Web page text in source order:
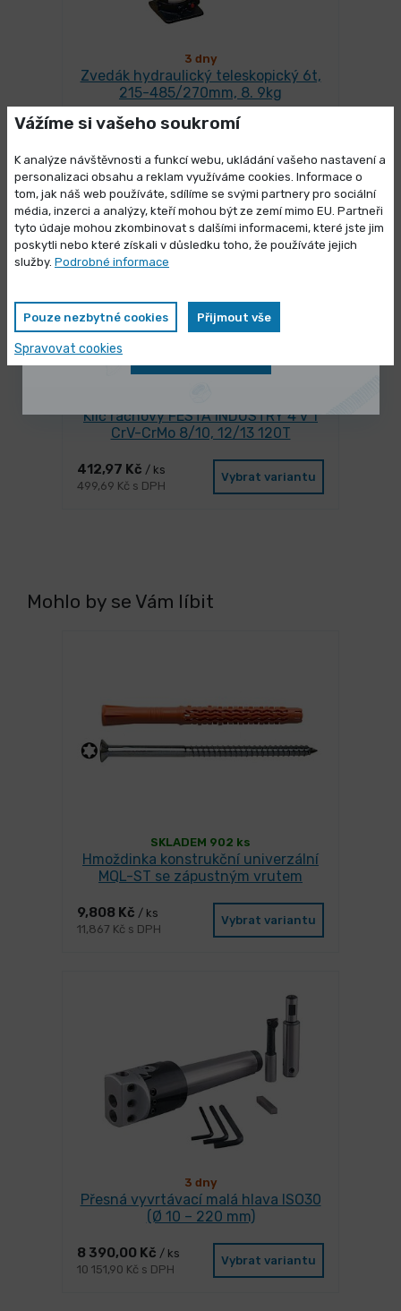
3 dny
Zvedák hydraulický teleskopický 6t,
215-485/270mm, 8. 9kg
1 404,22 Kč / ks
Klíč ráčnový FESTA INDUSTRY 4 v 1
CrV-CrMo 8/10, 12/13 120T
412,97 Kč / ks
499,69 Kč s DPH
Vybrat variantu
Mohlo by se Vám líbit
SKLADEM 902 ks
Hmoždinka konstrukční univerzální
MQL-ST se zápustným vrutem
9,808 Kč / ks
11,867 Kč s DPH
Vybrat variantu
3 dny
Přesná vyvrtávací malá hlava ISO30
(Ø 10 – 220 mm)
8 390,00 Kč / ks
10 151,90 Kč s DPH
Vybrat variantu
Vážíme si vašeho soukromí
K analýze návštěvnosti a funkcí webu, ukládání vašeho nastavení a
personalizaci obsahu a reklam využíváme cookies. Informace o
tom, jak náš web používáte, sdílíme se svými partnery pro sociální
média, inzerci a analýzy, kteří mohou být ze zemí mimo EU. Partneři
tyto údaje mohou zkombinovat s dalšími informacemi, které jste jim
poskytli nebo které získali v důsledku toho, že používáte jejich
služby. Podrobné informace
Pouze nezbytné cookies Přijmout vše
Spravovat cookies
Výprodej skladových zásob
Vybrané produkty nyní pořídíte za